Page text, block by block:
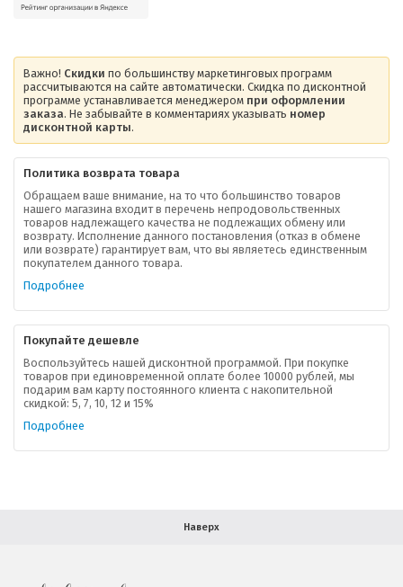
Важно! Скидки по большинству маркетинговых программ
рассчитываются на сайте автоматически. Скидка по дисконтной
программе устанавливается менеджером при оформлении
заказа. Не забывайте в комментариях указывать номер
дисконтной карты.
Политика возврата товара
Обращаем ваше внимание, на то что большинство товаров
нашего магазина входит в перечень непродовольственных
товаров надлежащего качества не подлежащих обмену или
возврату. Исполнение данного постановления (отказ в обмене
или возврате) гарантирует вам, что вы являетесь единственным
покупателем данного товара.
Подробнее
Покупайте дешевле
Воспользуйтесь нашей дисконтной программой. При покупке
товаров при единовременной оплате более 10000 рублей, мы
подарим вам карту постоянного клиента с накопительной
скидкой: 5, 7, 10, 12 и 15%
Подробнее
Наверх
О компании
Ваша скидка
Контактная информация
В помощь покупателю
Форма обратной связи